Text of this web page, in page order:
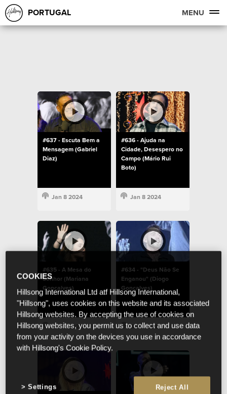
PORTUGAL MENU
#637 - Escuta Bem a
Mensagem (Gabriel
Diaz)
Jan 8 2024
#636 - Ajuda na
Cidade, Desespero no
Campo (Mário Rui
Boto)
Jan 8 2024
#635 - A Mesa do
Senhor (Mariana
Gonçalves)
Jan 8 2024
#634 - "Deus Não Se
Enganou" (Diogo
Gonçalves)
Jan 8 2024
COOKIES
Hillsong International Ltd atf Hillsong International,
"Hillsong", uses cookies on this website and its associated
Hillsong websites. By accepting the use of cookies on
Hillsong websites, you permit us to collect and use data
from your activity on the devices you use in accordance
with Hillsong's Cookie Policy.
Reject All
Settings